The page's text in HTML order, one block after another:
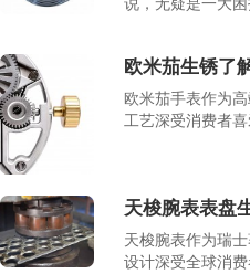
说，无疑是一大困
欧米茄生锈了
欧米茄手表作为
工艺深受消费者喜
天梭腕表表盘
天梭腕表作为瑞
设计深受全球消